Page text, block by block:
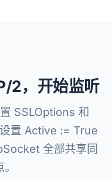
2，开始监听
SSLOptions 和
置 Active := True
全部共享同